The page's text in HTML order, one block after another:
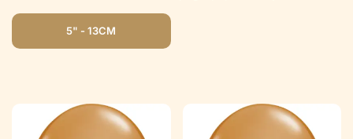
populiarumą
5" - 13CM